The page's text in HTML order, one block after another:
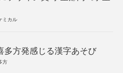
ミカル
多方発感じる漢字あそび
方